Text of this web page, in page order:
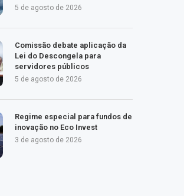
5 de agosto de 2026
Comissão debate aplicação da
Lei do Descongela para
servidores públicos
5 de agosto de 2026
Regime especial para fundos de
inovação no Eco Invest
3 de agosto de 2026